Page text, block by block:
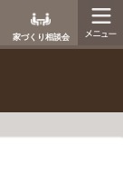
家づくり相談会